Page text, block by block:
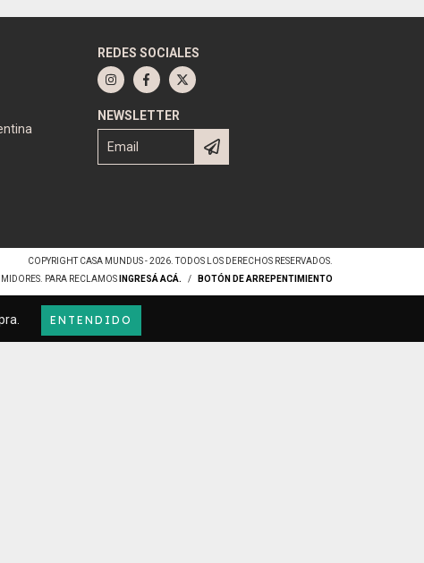
ENTENDIDO
REDES SOCIALES
NEWSLETTER
COPYRIGHT CASA MUNDUS - 2026. TODOS LOS DERECHOS RESERVADOS.
PARA RECLAMOS
INGRESÁ ACÁ. / BOTÓN DE ARREPENTIMIENTO